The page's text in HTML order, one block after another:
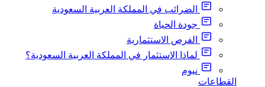
الضرائب في المملكة العربية السعودية
جودة الحياة
الفرص الاستثمارية
لماذا الاستثمار في المملكة العربية السعودية؟
نيوم
القطاعات